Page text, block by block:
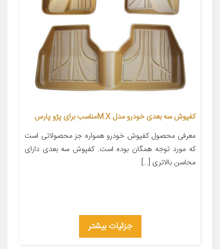
کفپوش سه بعدی خودرو مدل M.Xمناسب برای پژو پارس
معرفی محصول کفپوش خودرو همواره جز محصولاتی است
که مورد توجه همگان بوده است. کفپوش سه بعدی دارای
محاسن بالاتری […]
جزئیات بیشتر